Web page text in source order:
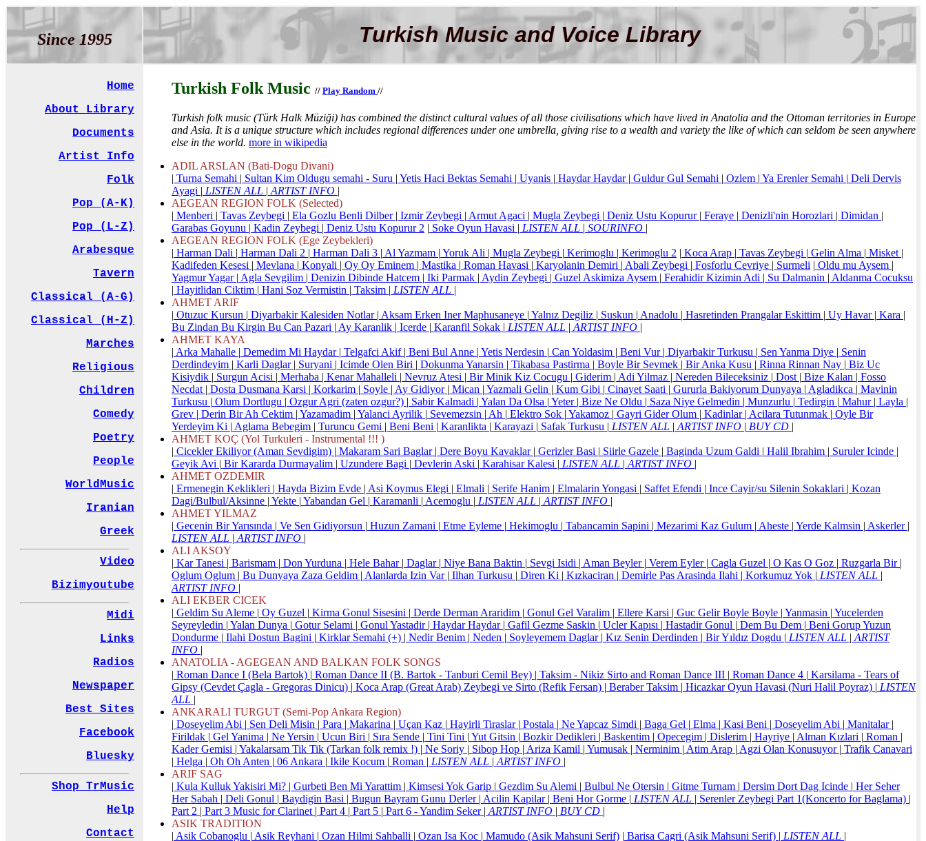
Since 1995 Turkish Music and Voice Library
Home
About Library
Documents
Artist Info
Folk
Pop (A-K)
Pop (L-Z)
Arabesque
Tavern
Classical (A-G)
Classical (H-Z)
Marches
Religious
Children
Comedy
Poetry
People
WorldMusic
Iranian
Greek
Video
Bizimyoutube
Midi
Links
Radios
Newspaper
Best Sites
Facebook
Bluesky
Shop TrMusic
Help
Contact
Turkish Folk Music // Play Random //
Turkish folk music (Türk Halk Müziği) has combined the distinct cultural values of all those civilisations which have lived in Anatolia and the Ottoman territories in Europe
and Asia. It is a unique structure which includes regional differences under one umbrella, giving rise to a wealth and variety the like of which can seldom be seen anywhere
else in the world. more in wikipedia
ADIL ARSLAN (Bati-Dogu Divani)
| Turna Semahi | Sultan Kim Oldugu semahi - Suru | Yetis Haci Bektas Semahi | Uyanis | Haydar Haydar | Guldur Gul Semahi | Ozlem | Ya Erenler Semahi | Deli Dervis
Ayagi | LISTEN ALL | ARTIST INFO |
AEGEAN REGION FOLK (Selected)
| Menberi | Tavas Zeybegi | Ela Gozlu Benli Dilber | Izmir Zeybegi | Armut Agaci | Mugla Zeybegi | Deniz Ustu Kopurur | Feraye | Denizli'nin Horozlari | Dimidan |
Garabas Goyunu | Kadin Zeybegi | Deniz Ustu Kopurur 2 | Soke Oyun Havasi | LISTEN ALL | SOURINFO |
AEGEAN REGION FOLK (Ege Zeybekleri)
| Harman Dali | Harman Dali 2 | Harman Dali 3 | Al Yazmam | Yoruk Ali | Mugla Zeybegi | Kerimoglu | Kerimoglu 2 | Koca Arap | Tavas Zeybegi | Gelin Alma | Misket |
Kadifeden Kesesi | Mevlana | Konyali | Oy Oy Eminem | Mastika | Roman Havasi | Karyolanin Demiri | Abali Zeybegi | Fosforlu Cevriye | Surmeli | Oldu mu Aysem |
Yagmur Yagar | Agla Sevgilim | Denizin Dibinde Hatcem | Iki Parmak | Aydin Zeybegi | Guzel Askimiza Aysem | Ferahidir Kizimin Adi | Su Dalmanin | Aldanma Cocuksu
| Hayitlidan Ciktim | Hani Soz Vermistin | Taksim | LISTEN ALL |
AHMET ARIF
| Otuzuc Kursun | Diyarbakir Kalesiden Notlar | Aksam Erken Iner Maphusaneye | Yalnız Degiliz | Suskun | Anadolu | Hasretinden Prangalar Eskittim | Uy Havar | Kara |
Bu Zindan Bu Kirgin Bu Can Pazari | Ay Karanlik | Icerde | Karanfil Sokak | LISTEN ALL | ARTIST INFO |
AHMET KAYA
| Arka Mahalle | Demedim Mi Haydar | Telgafci Akif | Beni Bul Anne | Yetis Nerdesin | Can Yoldasim | Beni Vur | Diyarbakir Turkusu | Sen Yanma Diye | Senin
Derdindeyim | Karli Daglar | Suryani | Icimde Olen Biri | Dokunma Yanarsin | Tikabasa Pastirma | Boyle Bir Sevmek | Bir Anka Kusu | Rinna Rinnan Nay | Biz Uc
Kisiydik | Surgun Acisi | Merhaba | Kenar Mahalleli | Nevruz Atesi | Bir Minik Kiz Cocugu | Giderim | Adi Yilmaz | Nereden Bileceksiniz | Dost | Bize Kalan | Fosso
Necdat | Dosta Dusmana Karsi | Korkarim | Soyle | Ay Gidiyor | Mican | Yazmali Gelin | Kum Gibi | Cinayet Saati | Gururla Bakiyorum Dunyaya | Agladikca | Mavinin
Turkusu | Olum Dortlugu | Ozgur Agri (zaten ozgur?) | Sabir Kalmadi | Yalan Da Olsa | Yeter | Bize Ne Oldu | Saza Niye Gelmedin | Munzurlu | Tedirgin | Mahur | Layla |
Grev | Derin Bir Ah Cektim | Yazamadim | Yalanci Ayrilik | Sevemezsin | Ah | Elektro Sok | Yakamoz | Gayri Gider Olum | Kadinlar | Acilara Tutunmak | Oyle Bir
Yerdeyim Ki | Aglama Bebegim | Turuncu Gemi | Beni Beni | Karanlikta | Karayazi | Safak Turkusu | LISTEN ALL | ARTIST INFO | BUY CD |
AHMET KOÇ (Yol Turkuleri - Instrumental !!! )
| Cicekler Ekiliyor (Aman Sevdigim) | Makaram Sari Baglar | Dere Boyu Kavaklar | Gerizler Basi | Siirle Gazele | Baginda Uzum Galdi | Halil Ibrahim | Suruler Icinde |
Geyik Avi | Bir Kararda Durmayalim | Uzundere Bagi | Devlerin Aski | Karahisar Kalesi | LISTEN ALL | ARTIST INFO |
AHMET OZDEMIR
| Ermenegin Keklikleri | Hayda Bizim Evde | Asi Koymus Elegi | Elmali | Serife Hanim | Elmalarin Yongasi | Saffet Efendi | Ince Cayir/su Silenin Sokaklari | Kozan
Dagi/Bulbul/Aksinne | Yekte | Yabandan Gel | Karamanli | Acemoglu | LISTEN ALL | ARTIST INFO |
AHMET YILMAZ
| Gecenin Bir Yarısında | Ve Sen Gidiyorsun | Huzun Zamani | Etme Eyleme | Hekimoglu | Tabancamin Sapini | Mezarimi Kaz Gulum | Aheste | Yerde Kalmsin | Askerler |
LISTEN ALL | ARTIST INFO |
ALI AKSOY
| Kar Tanesi | Barismam | Don Yurduna | Hele Bahar | Daglar | Niye Bana Baktin | Sevgi Isidi | Aman Beyler | Verem Eyler | Cagla Guzel | O Kas O Goz | Ruzgarla Bir |
Oglum Oglum | Bu Dunyaya Zaza Geldim | Alanlarda Izin Var | Ilhan Turkusu | Diren Ki | Kızkaciran | Demirle Pas Arasinda Ilahi | Korkumuz Yok | LISTEN ALL |
ARTIST INFO |
ALI EKBER CICEK
| Geldim Su Aleme | Oy Guzel | Kirma Gonul Sisesini | Derde Derman Araridim | Gonul Gel Varalim | Ellere Karsi | Guc Gelir Boyle Boyle | Yanmasin | Yucelerden
Seyreyledin | Yalan Dunya | Gotur Selami | Gonul Yastadir | Haydar Haydar | Gafil Gezme Saskin | Ucler Kapısı | Hastadir Gonul | Dem Bu Dem | Beni Gorup Yuzun
Dondurme | Ilahi Dostun Bagini | Kirklar Semahi (+) | Nedir Benim | Neden | Soyleyemem Daglar | Kız Senin Derdinden | Bir Yıldız Dogdu | LISTEN ALL | ARTIST
INFO |
ANATOLIA - AGEGEAN AND BALKAN FOLK SONGS
| Roman Dance I (Bela Bartok) | Roman Dance II (B. Bartok - Tanburi Cemil Bey) | Taksim - Nikiz Sirto and Roman Dance III | Roman Dance 4 | Karsilama - Tears of
Gipsy (Cevdet Çagla - Gregoras Dinicu) | Koca Arap (Great Arab) Zeybegi ve Sirto (Refik Fersan) | Beraber Taksim | Hicazkar Oyun Havasi (Nuri Halil Poyraz) | LISTEN
ALL |
ANKARALI TURGUT (Semi-Pop Ankara Region)
| Doseyelim Abi | Sen Deli Misin | Para | Makarina | Uçan Kaz | Hayirli Tiraslar | Postala | Ne Yapcaz Simdi | Baga Gel | Elma | Kasi Beni | Doseyelim Abi | Manitalar |
Firildak | Gel Yanima | Ne Yersin | Ucun Biri | Sıra Sende | Tini Tini | Yut Gitsin | Bozkir Dedikleri | Baskentim | Opecegim | Dislerim | Hayriye | Alman Kızlari | Roman |
Kader Gemisi | Yakalarsam Tik Tik (Tarkan folk remix !) | Ne Soriy | Sibop Hop | Ariza Kamil | Yumusak | Nerminim | Atim Arap | Agzi Olan Konusuyor | Trafik Canavari
| Helga | Oh Oh Anten | 06 Ankara | Ikile Kocum | Roman | LISTEN ALL | ARTIST INFO |
ARIF SAG
| Kula Kulluk Yakisiri Mi? | Gurbeti Ben Mi Yarattim | Kimsesi Yok Garip | Gezdim Su Alemi | Bulbul Ne Otersin | Gitme Turnam | Dersim Dort Dag Icinde | Her Seher
Her Sabah | Deli Gonul | Baydigin Basi | Bugun Bayram Gunu Derler | Acilin Kapilar | Beni Hor Gorme | LISTEN ALL | Serenler Zeybegi Part 1(Koncerto for Baglama) |
Part 2 | Part 3 Music for Clarinet | Part 4 | Part 5 | Part 6 - Yandim Seker | ARTIST INFO | BUY CD |
ASIK TRADITION
| Asik Cobanoglu | Asik Reyhani | Ozan Hilmi Sahballi | Ozan Isa Koc | Mamudo (Asik Mahsuni Serif) | Barisa Cagri (Asik Mahsuni Serif) | LISTEN ALL |